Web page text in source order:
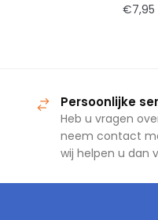
€7,95
Persoonlijke
Heb u vragen
neem contact
wij helpen u dan